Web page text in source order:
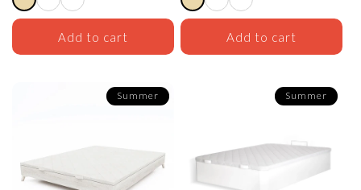
Add to cart Add to cart
Summer Summer